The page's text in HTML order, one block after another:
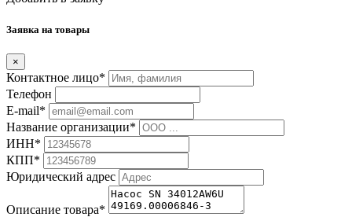
Заявка на товары
×
Контактное лицо*
Телефон
E-mail*
Название организации*
ИНН*
КПП*
Юридический адрес
Описание товара*